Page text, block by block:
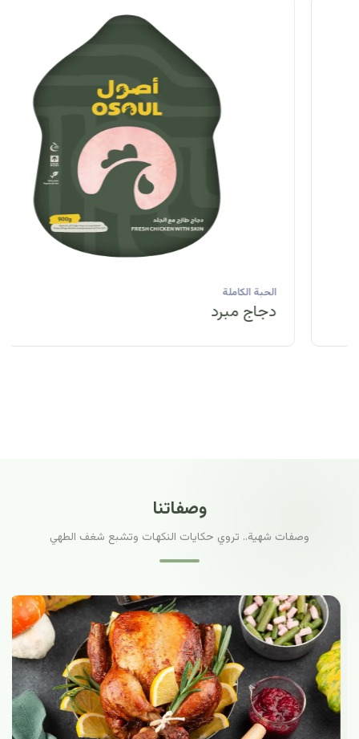
الحبة الكاملة
دجاج مبرد
وصفاتنا
وصفات شهية.. تروي حكايات النكهات وتشبع شغف الطهي